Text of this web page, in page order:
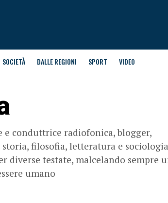
SOCIETÀ DALLE REGIONI SPORT VIDEO
conduttrice radiofonica, blogger,
filosofia, letteratura e
diverse testate, malcelando sempre
umano